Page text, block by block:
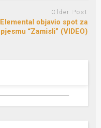
Older Post
Elemental objavio spot za
pjesmu “Zamisli” (VIDEO)